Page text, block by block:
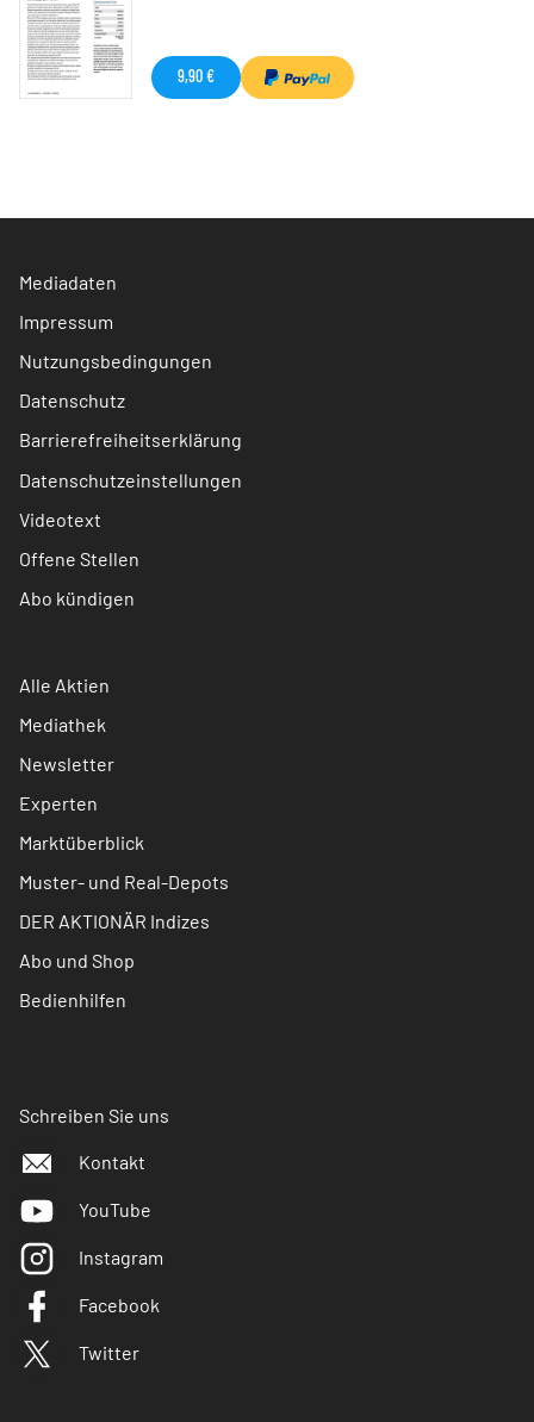
9,90 €
Mediadaten
Impressum
Nutzungsbedingungen
Datenschutz
Barrierefreiheitserklärung
Datenschutzeinstellungen
Videotext
Offene Stellen
Abo kündigen
Alle Aktien
Mediathek
Newsletter
Experten
Marktüberblick
Muster- und Real-Depots
DER AKTIONÄR Indizes
Abo und Shop
Bedienhilfen
Schreiben Sie uns
Kontakt
YouTube
Instagram
Facebook
Twitter